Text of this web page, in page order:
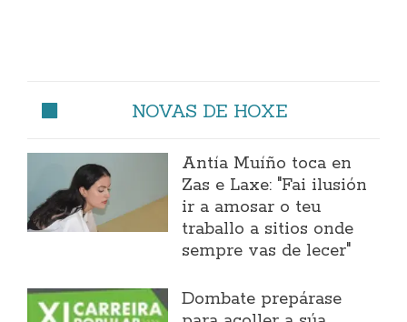
NOVAS DE HOXE
Antía Muíño toca en
Zas e Laxe: "Fai ilusión
ir a amosar o teu
traballo a sitios onde
sempre vas de lecer"
Dombate prepárase